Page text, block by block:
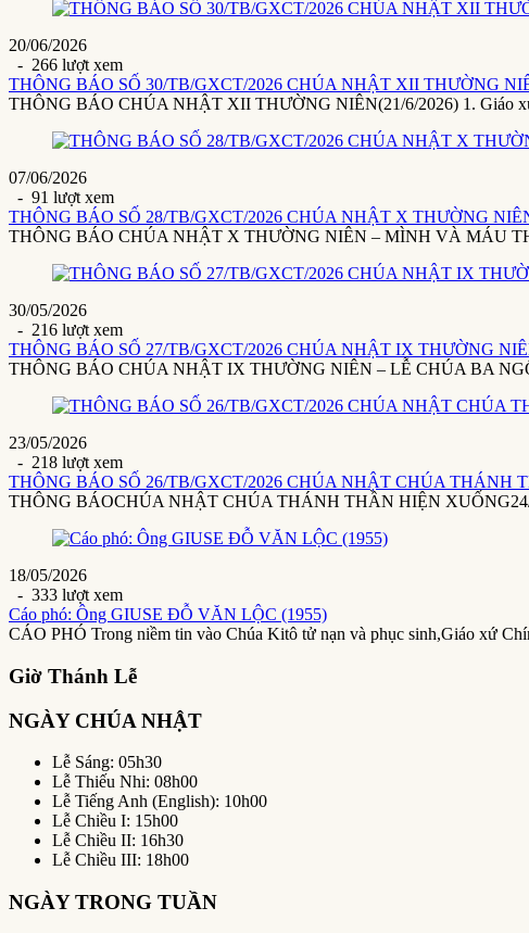
20/06/2026
- 266 lượt xem
THÔNG BÁO SỐ 30/TB/GXCT/2026 CHÚA NHẬT XII THƯỜNG
THÔNG BÁO CHÚA NHẬT XII THƯỜNG NIÊN(21/6/2026) 1. Giáo
07/06/2026
- 91 lượt xem
THÔNG BÁO SỐ 28/TB/GXCT/2026 CHÚA NHẬT X THƯỜNG
THÔNG BÁO CHÚA NHẬT X THƯỜNG NIÊN – MÌNH VÀ MÁU
30/05/2026
- 216 lượt xem
THÔNG BÁO SỐ 27/TB/GXCT/2026 CHÚA NHẬT IX THƯỜNG
THÔNG BÁO CHÚA NHẬT IX THƯỜNG NIÊN – LỄ CHÚA BA
23/05/2026
- 218 lượt xem
THÔNG BÁO SỐ 26/TB/GXCT/2026 CHÚA NHẬT CHÚA THÁNH
THÔNG BÁOCHÚA NHẬT CHÚA THÁNH THẦN HIỆN XUỐNG24/
18/05/2026
- 333 lượt xem
Cáo phó: Ông GIUSE ĐỖ VĂN LỘC (1955)
CÁO PHÓ Trong niềm tin vào Chúa Kitô tử nạn và phục sinh,Giáo xứ
Giờ Thánh Lễ
NGÀY CHÚA NHẬT
Lễ Sáng: 05h30
Lễ Thiếu Nhi: 08h00
Lễ Tiếng Anh (English): 10h00
Lễ Chiều I: 15h00
Lễ Chiều II: 16h30
Lễ Chiều III: 18h00
NGÀY TRONG TUẦN